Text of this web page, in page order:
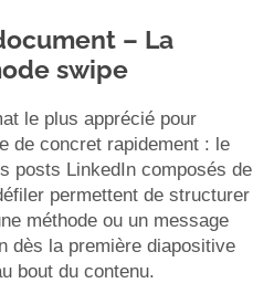
– La
swipe
le plus apprécié pour
de concret rapidement : le
posts LinkedIn composés de
permettent de structurer
méthode ou un message
dès la première diapositive
bout du contenu.